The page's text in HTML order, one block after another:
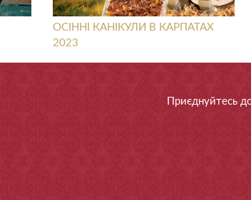
ОСІННІ КАНІКУЛИ В КАРПАТАХ
2023
Приєднуйтесь